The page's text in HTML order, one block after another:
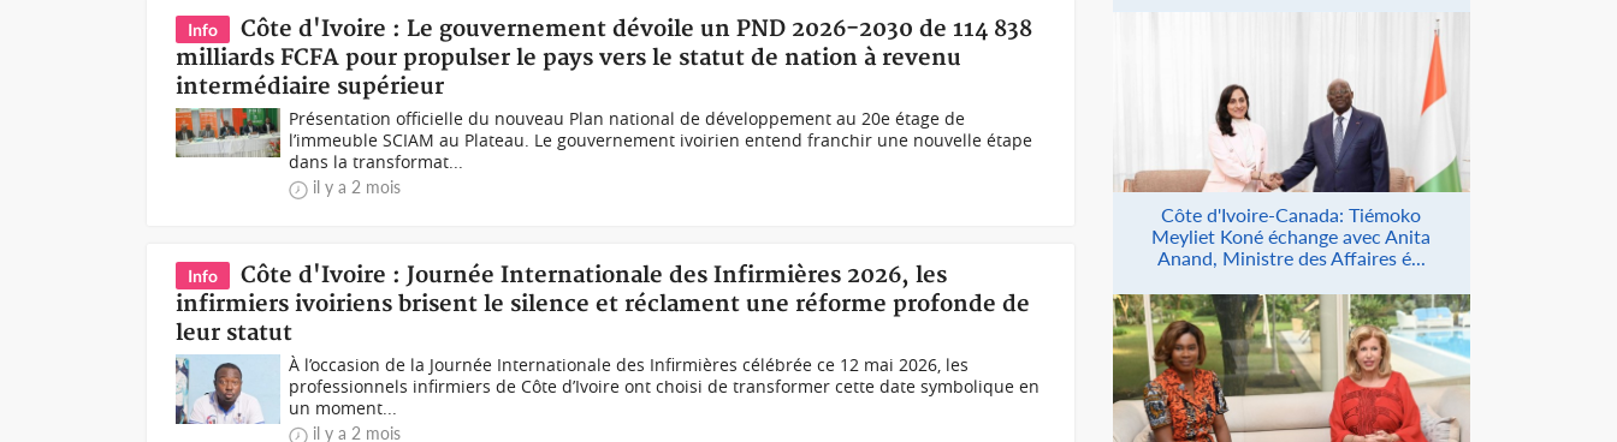
Info
Côte d'Ivoire : Le gouvernement dévoile un PND 2026-2030 de 114 838
milliards FCFA pour propulser le pays vers le statut de nation à revenu
intermédiaire supérieur
Présentation officielle du nouveau Plan national de développement au 20e étage de
l’immeuble SCIAM au Plateau. Le gouvernement ivoirien entend franchir une nouvelle étape
dans la transformat...
il y a 2 mois
Info
Côte d'Ivoire : Journée Internationale des Infirmières 2026, les
infirmiers ivoiriens brisent le silence et réclament une réforme profonde de
leur statut
À l’occasion de la Journée Internationale des Infirmières célébrée ce 12 mai 2026, les
professionnels infirmiers de Côte d’Ivoire ont choisi de transformer cette date symbolique en
un moment...
il y a 2 mois
Côte d'Ivoire-Canada: Tiémoko
Meyliet Koné échange avec Anita
Anand, Ministre des Affaires é...